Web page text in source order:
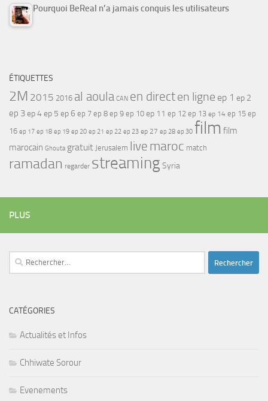
Pourquoi BeReal n’a jamais conquis les utilisateurs
ÉTIQUETTES
2M 2015 2016 al aoula CAN en directen ligne ep 1 ep 2
ep 3ep 4ep 5 ep 6 ep 7 ep 8 ep 9 ep 10 ep 11 ep 12 ep 13 ep 14 ep 15 ep
16 ep 17 ep 18 ep 19 ep 20 ep 21 ep 22 ep 23 ep 27 ep 28 ep 30 film film
marocain Ghouta gratuit Jerusalem live maroc match
ramadan regarder streamingSyria
PLUS
Rechercher :
CATÉGORIES
Actualités et Infos
Chhiwate Sorour
Evenements